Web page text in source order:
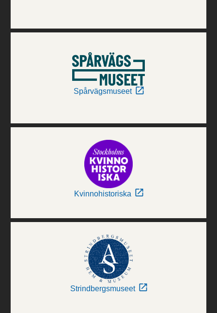
Spårvägsmuseet
Kvinnohistoriska
Strindbergsmuseet